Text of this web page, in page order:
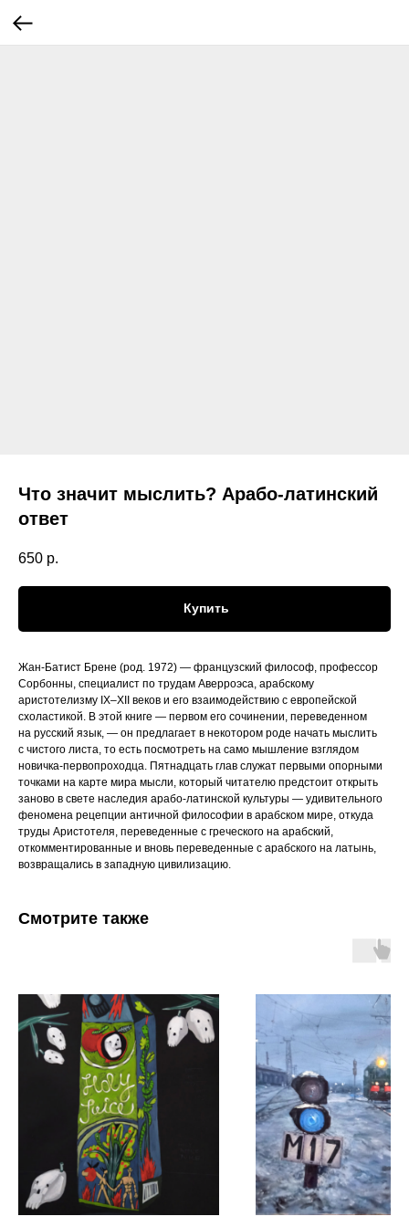
Что значит мыслить? Арабо-латинский
ответ
650 р.
Купить
Жан-Батист Брене (род. 1972) — французский философ, профессор
Сорбонны, специалист по трудам Аверроэса, арабскому
аристотелизму IX–XII веков и его взаимодействию с европейской
схоластикой. В этой книге — первом его сочинении, переведенном
на русский язык, — он предлагает в некотором роде начать мыслить
с чистого листа, то есть посмотреть на само мышление взглядом
новичка-первопроходца. Пятнадцать глав служат первыми опорными
точками на карте мира мысли, который читателю предстоит открыть
заново в свете наследия арабо-латинской культуры — удивительного
феномена рецепции античной философии в арабском мире, откуда
труды Аристотеля, переведенные с греческого на арабский,
откомментированные и вновь переведенные с арабского на латынь,
возвращались в западную цивилизацию.
Смотрите также